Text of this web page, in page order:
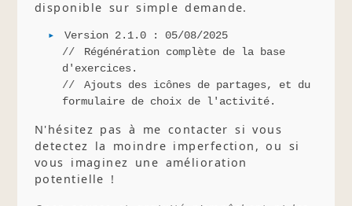
disponible sur simple demande.
Version 2.1.0 : 05/08/2025
Régénération complète de la base
d'exercices.
Ajouts des icônes de partages, et du
formulaire de choix de l'activité.
N'hésitez pas à me contacter si vous
detectez la moindre imperfection, ou si
vous imaginez une amélioration
potentielle !